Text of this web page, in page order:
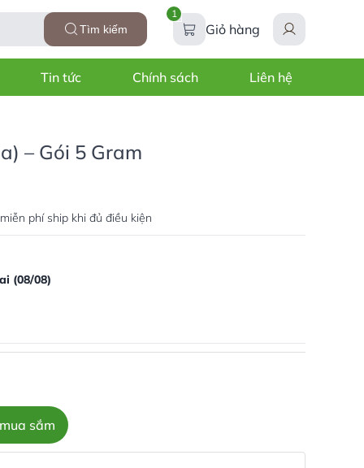
Tìm kiếm
1
Giỏ hàng
Tin tức Chính sách Liên hệ
– Gói 5 Gram
phí ship khi đủ điều kiện
(08/08)
sắm